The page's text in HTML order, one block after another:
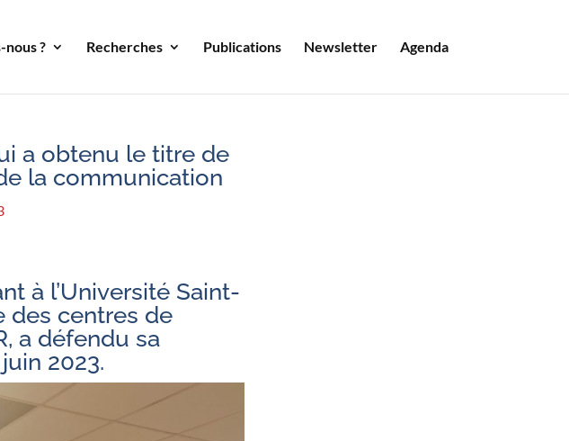
nous ? Recherches Publications Newsletter Agenda
a obtenu le titre de
la communication
à l’Université Saint-
des centres de
a défendu sa
2023.